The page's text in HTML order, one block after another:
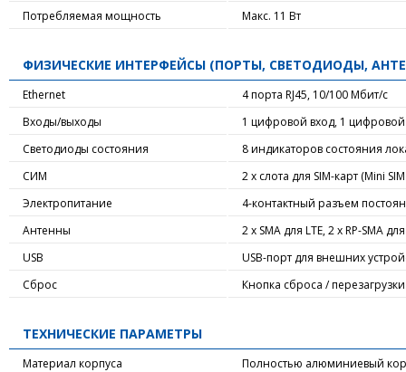
Потребляемая мощность Макс. 11 Вт
ФИЗИЧЕСКИЕ ИНТЕРФЕЙСЫ (ПОРТЫ, СВЕТОДИОДЫ,
Ethernet
4 порта RJ45, 10/100 Мбит/с
Входы/выходы
1 цифровой вход, 1
Светодиоды состояния
8 индикаторов состояния
СИМ
2 x слота для SIM-карт (Mini
Электропитание
4-контактный разъем
Антенны
2 x SMA для LTE, 2 x RP-SMA
USB
USB-порт для внешних
Сброс
Кнопка сброса /
ТЕХНИЧЕСКИЕ ПАРАМЕТРЫ
Материал корпуса
Полностью алюминиевый